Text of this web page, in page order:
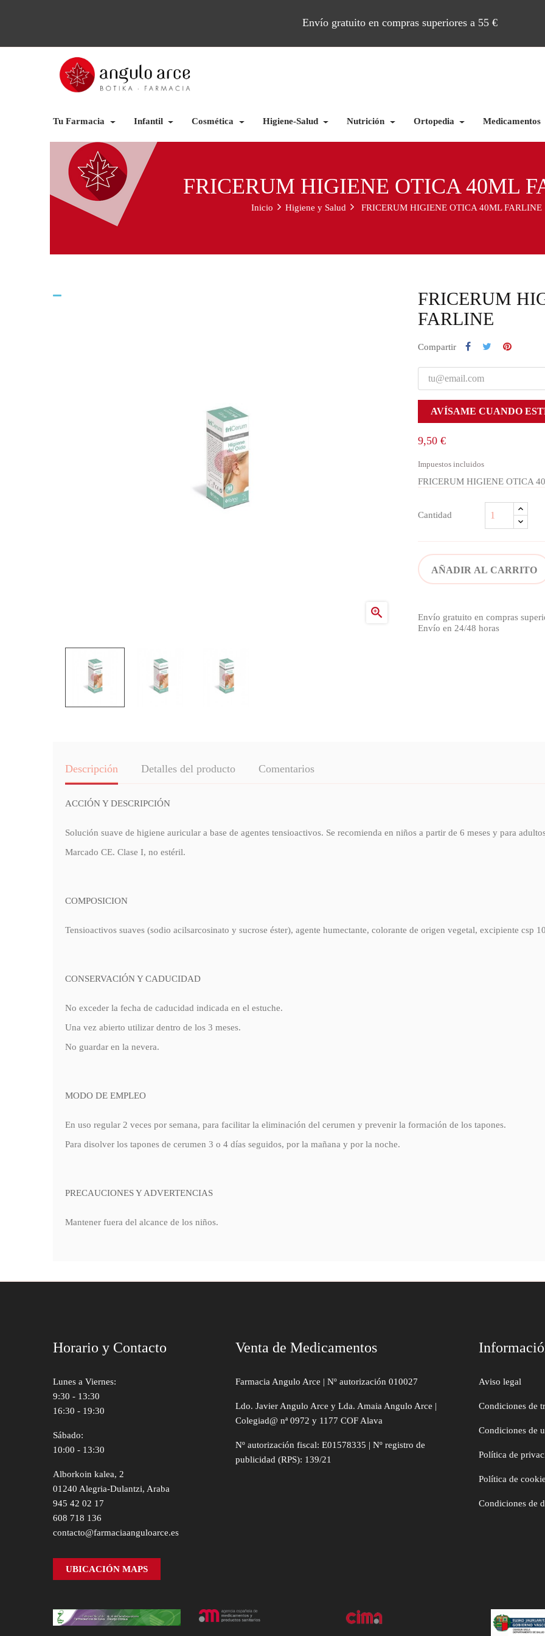
Envío gratuito en compras superiores a 55 €
Tu Farmacia Infantil Cosmética Higiene-Salud Nutrición Ortopedia Medicamentos
FRICERUM HIGIENE OTICA 40ML
Inicio Higiene y Salud FRICERUM HIGIENE OTICA 40ML FARLINE

FRICERUM
FARLINE
Compartir
AVÍSAME CUANDO
9,50 €
Impuestos incluidos
FRICERUM HIGIENE OTICA
Cantidad
AÑADIR AL CARRITO
Envío gratuito en compras
Envío en 24/48 horas
Descripción Detalles del producto Comentarios
ACCIÓN Y DESCRIPCIÓN
Solución suave de higiene auricular a base de agentes tensioactivos. Se recomienda en niños a partir de 6 meses y para
Marcado CE. Clase I, no estéril.
COMPOSICION
Tensioactivos suaves (sodio acilsarcosinato y sucrose éster), agente humectante, colorante de origen vegetal, excipiente csp
CONSERVACIÓN Y CADUCIDAD
No exceder la fecha de caducidad indicada en el estuche.
Una vez abierto utilizar dentro de los 3 meses.
No guardar en la nevera.
MODO DE EMPLEO
En uso regular 2 veces por semana, para facilitar la eliminación del cerumen y prevenir la formación de los tapones.
Para disolver los tapones de cerumen 3 o 4 días seguidos, por la mañana y por la noche.
PRECAUCIONES Y ADVERTENCIAS
Mantener fuera del alcance de los niños.
Horario y Contacto
Lunes a Viernes:
9:30 - 13:30
16:30 - 19:30
Sábado:
10:00 - 13:30
Alborkoin kalea, 2
01240 Alegria-Dulantzi, Araba
945 42 02 17
608 718 136
contacto@farmaciaanguloarce.es
UBICACIÓN MAPS
Venta de Medicamentos
Farmacia Angulo Arce | Nº autorización 010027
Ldo. Javier Angulo Arce y Lda. Amaia Angulo Arce |
Colegiad@ nª 0972 y 1177 COF Alava
Nº autorización fiscal: E01578335 | Nº registro de
publicidad (RPS): 139/21
Aviso legal
Condiciones de
Condiciones de
Política de
Política de
Condiciones de